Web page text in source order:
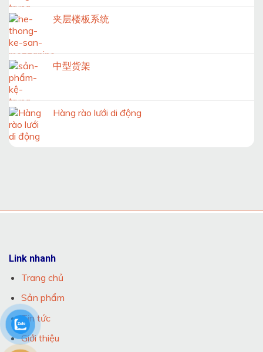
夹层楼板系统
中型货架
Hàng rào lưới di động
Link nhanh
Trang chủ
Sản phẩm
Tin tức
Giới thiệu